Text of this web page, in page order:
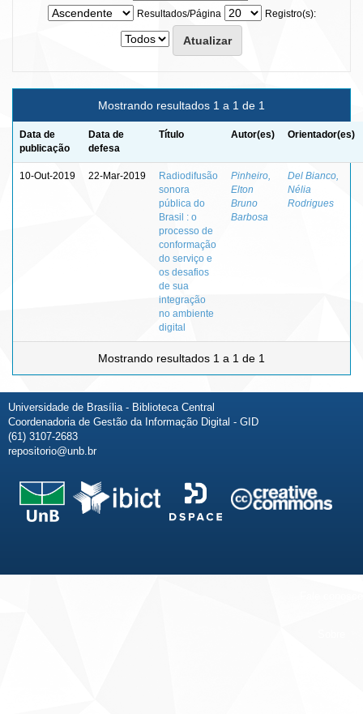
Resultados/Página
Registro(s):
Mostrando resultados 1 a 1 de 1
Data de
publicação
Data de
defesa
Título Autor(es) Orientador(es)
10-Out-2019 22-Mar-2019
Radiodifusão
sonora
pública do
Brasil : o
processo de
conformação
do serviço e
os desafios
de sua
integração
no ambiente
digital
Pinheiro,
Elton
Bruno
Barbosa
Del Bianco,
Nélia
Rodrigues
Mostrando resultados 1 a 1 de 1
Universidade de Brasília - Biblioteca Central
Coordenadoria de Gestão da Informação Digital - GID
(61) 3107-2683
repositorio@unb.br